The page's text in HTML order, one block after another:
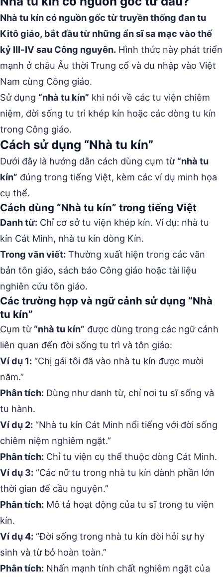
Nhà tu kín có nguồn gốc từ truyền thống đan tu
Kitô giáo, bắt đầu từ những ẩn sĩ sa mạc vào thế
kỷ III-IV sau Công nguyên. Hình thức này phát triển
mạnh ở châu Âu thời Trung cổ và du nhập vào Việt
Nam cùng Công giáo.
Sử dụng “nhà tu kín” khi nói về các tu viện chiêm
niệm, đời sống tu trì khép kín hoặc các dòng tu kín
trong Công giáo.
Cách sử dụng “Nhà tu kín”
Dưới đây là hướng dẫn cách dùng cụm từ “nhà tu
kín” đúng trong tiếng Việt, kèm các ví dụ minh họa
cụ thể.
Cách dùng “Nhà tu kín” trong tiếng Việt
Danh từ: Chỉ cơ sở tu viện khép kín. Ví dụ: nhà tu
kín Cát Minh, nhà tu kín dòng Kín.
Trong văn viết: Thường xuất hiện trong các văn
bản tôn giáo, sách báo Công giáo hoặc tài liệu
nghiên cứu tôn giáo.
Các trường hợp và ngữ cảnh sử dụng “Nhà
tu kín”
Cụm từ “nhà tu kín” được dùng trong các ngữ cảnh
liên quan đến đời sống tu trì và tôn giáo:
Ví dụ 1: “Chị gái tôi đã vào nhà tu kín được mười
năm.”
Phân tích: Dùng như danh từ, chỉ nơi tu sĩ sống và
tu hành.
Ví dụ 2: “Nhà tu kín Cát Minh nổi tiếng với đời sống
chiêm niệm nghiêm ngặt.”
Phân tích: Chỉ tu viện cụ thể thuộc dòng Cát Minh.
Ví dụ 3: “Các nữ tu trong nhà tu kín dành phần lớn
thời gian để cầu nguyện.”
Phân tích: Mô tả hoạt động của tu sĩ trong tu viện
kín.
Ví dụ 4: “Đời sống trong nhà tu kín đòi hỏi sự hy
sinh và từ bỏ hoàn toàn.”
Phân tích: Nhấn mạnh tính chất nghiêm ngặt của